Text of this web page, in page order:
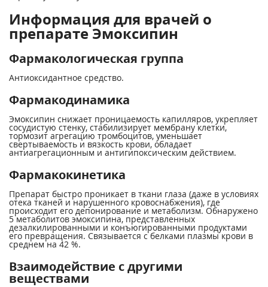
Информация для врачей о
препарате Эмоксипин
Фармакологическая группа
Антиоксидантное средство.
Фармакодинамика
Эмоксипин снижает проницаемость капилляров, укрепляет
сосудистую стенку, стабилизирует мембрану клетки,
тормозит агрегацию тромбоцитов, уменьшает
свертываемость и вязкость крови, обладает
антиагрегационным и антигипоксическим действием.
Фармакокинетика
Препарат быстро проникает в ткани глаза (даже в условиях
отека тканей и нарушенного кровоснабжения), где
происходит его депонирование и метаболизм. Обнаружено
5 метаболитов эмоксипина, представленных
дезалкилированными и конъюгированными продуктами
его превращения. Связывается с белками плазмы крови в
среднем на 42 %.
Взаимодействие с другими
веществами